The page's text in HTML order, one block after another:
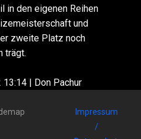
in den eigenen Reihen
und
zweite Platz noch
trägt.
| Don Pachur
Impressum
/